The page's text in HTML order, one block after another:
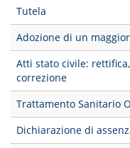
Tutela
Adozione di un
Atti stato civile:
correzione
Trattamento Sanitario
Dichiarazione di